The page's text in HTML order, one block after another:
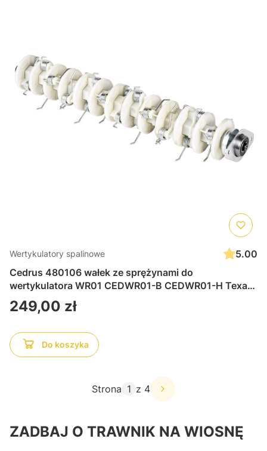
Wertykulatory spalinowe
5.00
Cedrus 480106 wałek ze sprężynami do
wertykulatora WR01 CEDWR01-B CEDWR01-H Texas
PRO-CUT 400TG
Cena
249,00 zł
Do koszyka
Strona z 4
ZADBAJ O TRAWNIK NA WIOSNĘ